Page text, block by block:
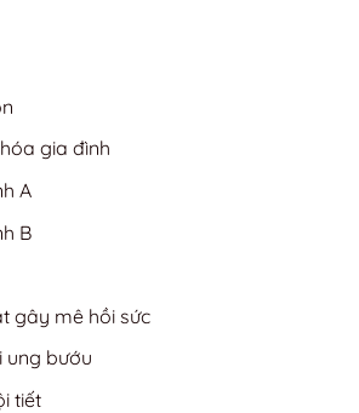
gia đình
A
B
gây mê hồi sức
ung bướu
tiết